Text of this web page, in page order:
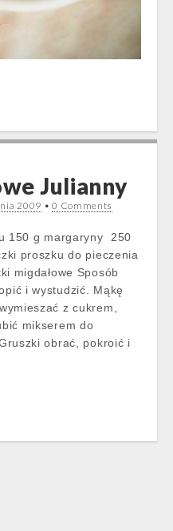
Julianny
2009 •0 Comments
150 g margaryny 250
proszku do pieczenia
migdałowe Sposób
i wystudzić. Mąkę
z cukrem,
mikserem do
obrać, pokroić i